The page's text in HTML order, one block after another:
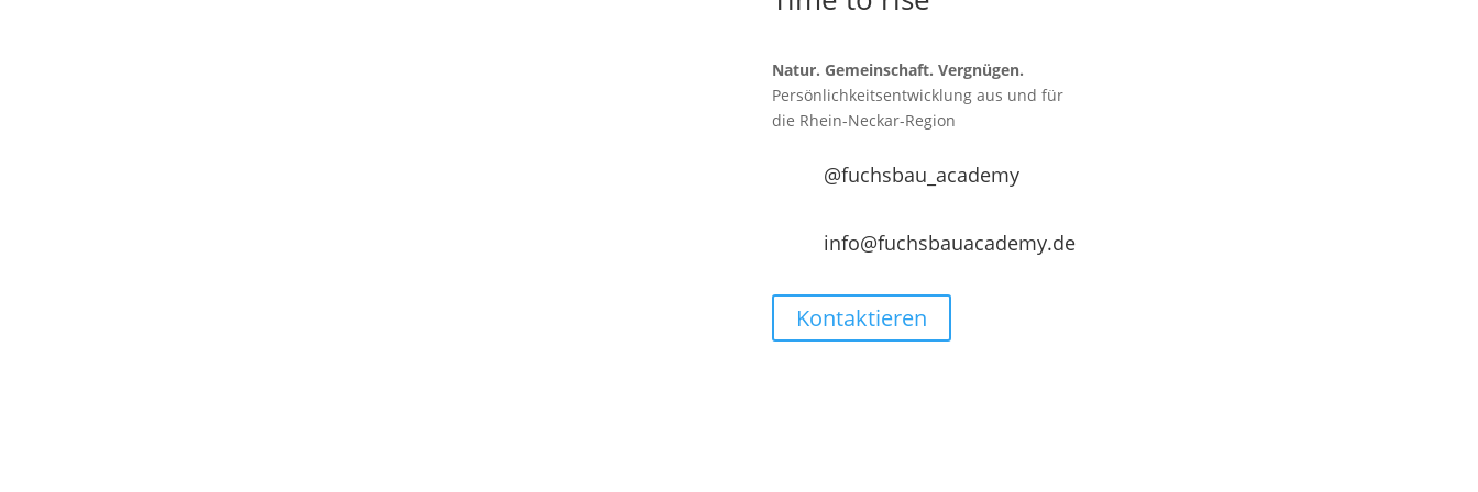
Natur. Gemeinschaft. Vergnügen.
Persönlichkeitsentwicklung aus und für
die Rhein-Neckar-Region
@fuchsbau_academy
info@fuchsbauacademy.de
Kontaktieren